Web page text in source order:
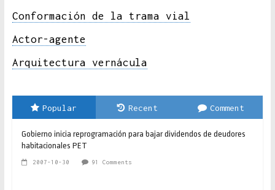
Conformación de la trama vial
Actor-agente
Arquitectura vernácula
Popular Recent Comment
Gobierno inicia reprogramación para bajar dividendos de deudores
habitacionales PET
2007-10-30 91 Comments